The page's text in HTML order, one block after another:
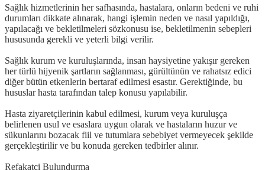
Sağlık hizmetlerinin her safhasında, hastalara, onların bedeni ve ruhi
durumları dikkate alınarak, hangi işlemin neden ve nasıl yapıldığı,
yapılacağı ve bekletilmeleri sözkonusu ise, bekletilmenin sebepleri
hususunda gerekli ve yeterli bilgi verilir.
Sağlık kurum ve kuruluşlarında, insan haysiyetine yakışır gereken
her türlü hijyenik şartların sağlanması, gürültünün ve rahatsız edici
diğer bütün etkenlerin bertaraf edilmesi esastır. Gerektiğinde, bu
hususlar hasta tarafından talep konusu yapılabilir.
Hasta ziyaretçilerinin kabul edilmesi, kurum veya kuruluşça
belirlenen usul ve esaslara uygun olarak ve hastaların huzur ve
sükunlarını bozacak fiil ve tutumlara sebebiyet vermeyecek şekilde
gerçekleştirilir ve bu konuda gereken tedbirler alınır.
Refakatçi Bulundurma